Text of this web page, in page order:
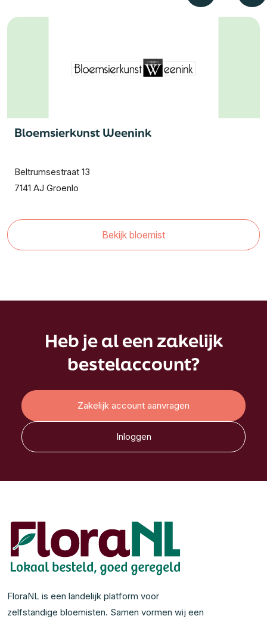
Bloemsierkunst Weenink
Beltrumsestraat 13
7141 AJ Groenlo
Bekijk bloemist
Heb je al een zakelijk
bestelaccount?
Zakelijk account aanvragen
Inloggen
FloraNL is een landelijk platform voor
zelfstandige bloemisten. Samen vormen wij een